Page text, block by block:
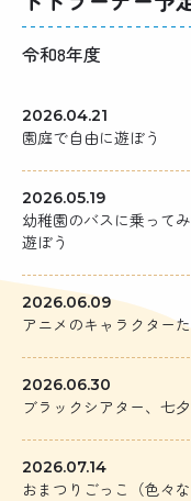
令和8年度
2026.04.21
園庭で自由に遊ぼう
2026.05.19
幼稚園のバスに乗って
遊ぼう
2026.06.09
アニメのキャラクター
2026.06.30
ブラックシアター、七
2026.07.14
おまつりごっこ（色々